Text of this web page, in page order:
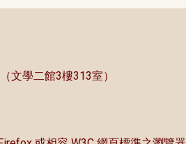
文學二館3樓313室）